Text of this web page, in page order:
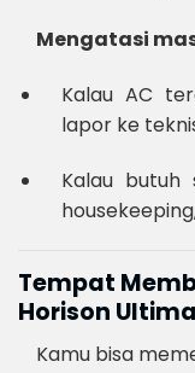
Mengatasi
Kalau AC
lapor ke
Kalau
Tempat
Horison
Kamu bisa